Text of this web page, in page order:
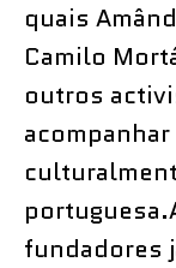
quais
Camilo
outros
fundadores